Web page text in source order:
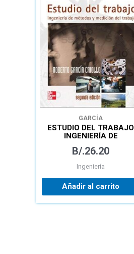
GARCÍA
ESTUDIO DEL TRABAJO
INGENIERÍA DE
DEL TRABAJO
B/.26.20
Ingeniería
Añadir al carrito